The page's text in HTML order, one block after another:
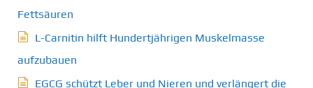
Fettsäuren
L-Carnitin hilft Hundertjährigen Muskelmasse
aufzubauen
EGCG schützt Leber und Nieren und verlängert die